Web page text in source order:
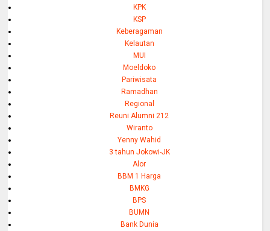
KPK
KSP
Keberagaman
Kelautan
MUI
Moeldoko
Pariwisata
Ramadhan
Regional
Reuni Alumni 212
Wiranto
Yenny Wahid
3 tahun Jokowi-JK
Alor
BBM 1 Harga
BMKG
BPS
BUMN
Bank Dunia